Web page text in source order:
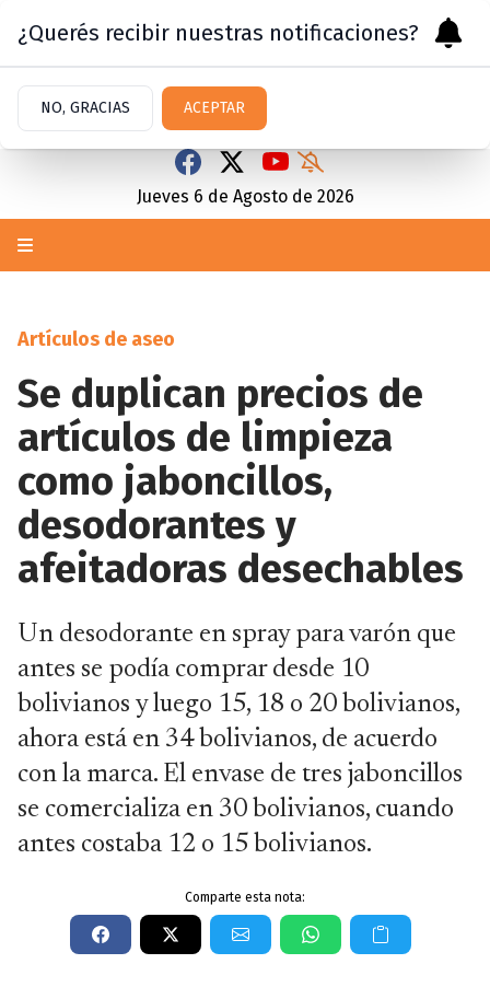
Jueves 6 de Agosto de 2026
Artículos de aseo
Se duplican precios de
artículos de limpieza
como jaboncillos,
desodorantes y
afeitadoras desechables
Un desodorante en spray para varón que
antes se podía comprar desde 10
bolivianos y luego 15, 18 o 20 bolivianos,
ahora está en 34 bolivianos, de acuerdo
con la marca. El envase de tres jaboncillos
se comercializa en 30 bolivianos, cuando
antes costaba 12 o 15 bolivianos.
Comparte esta nota:
¿Querés recibir nuestras notificaciones?
NO, GRACIAS ACEPTAR